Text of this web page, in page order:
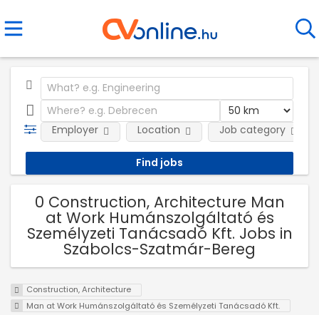
Employer Location Job category
0 Construction, Architecture Man
at Work Humánszolgáltató és
Személyzeti Tanácsadó Kft. Jobs in
Szabolcs-Szatmár-Bereg
Construction, Architecture
Man at Work Humánszolgáltató és Személyzeti Tanácsadó Kft.